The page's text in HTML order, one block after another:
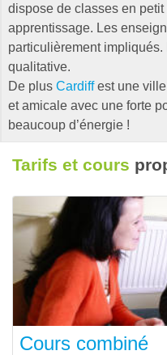
dispose de classes en
apprentissage. Les
particulièrement impliqués.
qualitative.
De plus Cardiffest une ville
et amicale avec une forte
beaucoup d’énergie !
Tarifs et cours
Cours combiné